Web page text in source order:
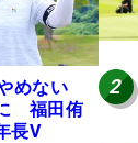
めない
福田侑
長V
2